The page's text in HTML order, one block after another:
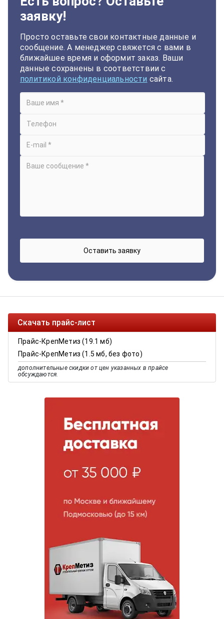
заявку!
Просто оставьте свои контактные данные и
сообщение. А менеджер свяжется с вами в
ближайшее время и оформит заказ. Ваши
данные сохранены в соответствии с
политикой конфиденциальности сайта.
Скачать прайс-лист
Прайс-КрепМетиз (19.1 мб)
Прайс-КрепМетиз (1.5 мб, без фото)
дополнительные скидки от цен указанных в прайсе
обсуждаются.